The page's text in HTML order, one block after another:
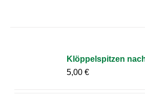
Klöppelspitzen
5,00€